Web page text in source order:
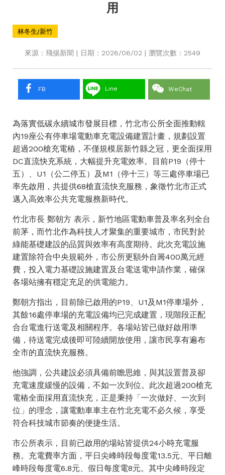
用
林冬生/新竹
來源：飛揚新聞 | 日期：2026/06/02 | 瀏覽次數：2549
FB Line WeChat
為落實低碳永續城市發展目標，竹北市公所全面推動轄
內19座公有停車場電動車充電設備建置計畫，規劃設置
超過200槍充電樁，不僅規模居新竹縣之冠，更全面採用
DC直流快充系統，大幅提升充電效率。目前P19（停十
五）、U1（公二停五）及M1（停十三）等三處停車場已
率先啟用，共提供68槍直流快充服務，象徵竹北市正式
邁入高效率公共充電服務新時代。
竹北市長 鄭朝方 表示，新竹地區電動車普及率名列全台
前茅，而竹北作為科技人才聚集的重要城市，市民對於
綠能基礎建設的品質與效率有高度期待。此次充電設施
建置除符合中央規範外，市公所更額外自籌400萬元經
費，投入電力基礎設施建置及台電送電申請作業，確保
各場站擁有穩定充足的供電能力。
鄭朝方指出，目前除已啟用的P19、U1及M1停車場外，
其餘16處停車場的充電設備均已完成建置，現階段正配
合台電進行送電及相關程序。各場站皆已做好啟用準
備，待送電完成後即可陸續開放使用，讓市民享有遍布
全市的直流快充服務。
他強調，公共建設必須具備前瞻思維，與其設置普及卻
充電速度緩慢的設備，不如一次到位。此次超過200槍充
電樁全面採用直流快充，正是秉持「一次做好、一次到
位」的理念，讓電動車車主在竹北充電不必久候，享受
符合科技城市節奏的便捷生活。
市公所表示，目前已啟用的場站皆提供24小時充電服
務。充電費率方面，平日尖峰時段每度電13.5元、平日離
峰時段每度電6.8元、假日每度電8元。其中尖峰時段定